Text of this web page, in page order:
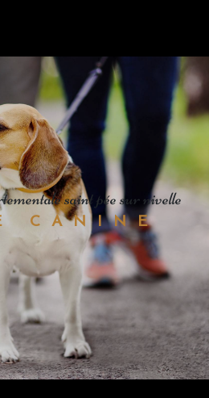
saint pée sur nivelle
CANINE